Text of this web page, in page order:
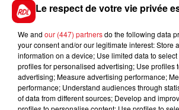
FIL D'ACTUS
Le respect de votre vie privée
We and our (447) partnersdo the following data
your consent and/or our legitimate interest: Store
information on a device; Use limited data to
profiles for personalised advertising; Use profiles
advertising; Measure advertising performance;
performance; Understand audiences through
of data from different sources; Develop and